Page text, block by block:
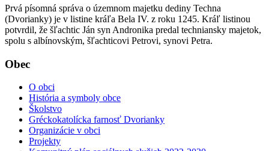
Prvá písomná správa o územnom majetku dediny Techna
(Dvorianky) je v listine kráľa Bela IV. z roku 1245. Kráľ listinou
potvrdil, že šľachtic Ján syn Andronika predal techniansky majetok,
spolu s albínovským, šľachticovi Petrovi, synovi Petra.
Obec
O obci
História a symboly obce
Školstvo
Gréckokatolícka farnosť Dvorianky
Organizácie v obci
Projekty